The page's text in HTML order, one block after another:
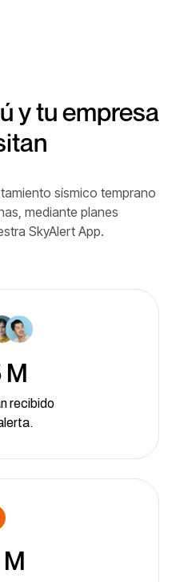
y tu empresa
sísmico temprano
mediante planes
SkyAlert App.
M
recibido